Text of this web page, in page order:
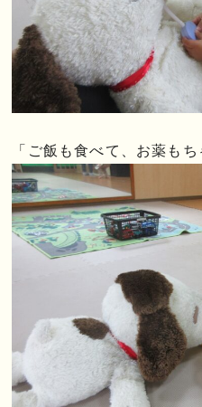
「ご飯も食べて、お薬も